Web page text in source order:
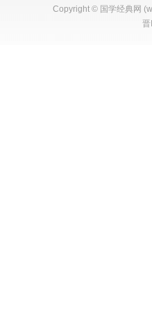
Copyright © 国学经典网 (